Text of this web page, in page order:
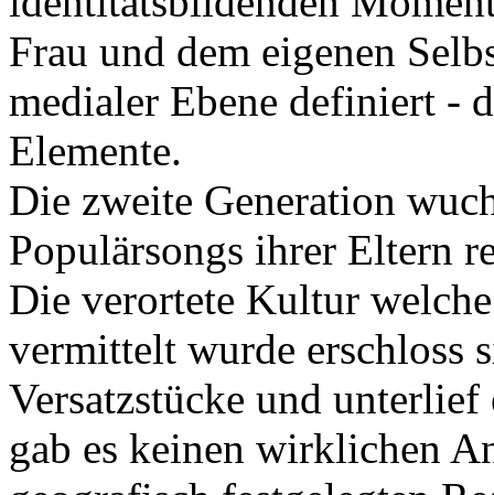
Frau und dem eigenen
medialer Ebene definiert -
Elemente.
Die zweite Generation
Populärsongs ihrer Eltern
Die verortete Kultur
vermittelt wurde erschloss
Versatzstücke und
gab es keinen wirklichen